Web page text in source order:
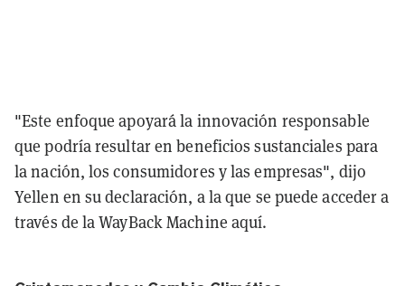
"Este enfoque apoyará la innovación responsable
que podría resultar en beneficios sustanciales para
la nación, los consumidores y las empresas", dijo
Yellen en su declaración, a la que se puede acceder a
través de la WayBack Machine aquí.